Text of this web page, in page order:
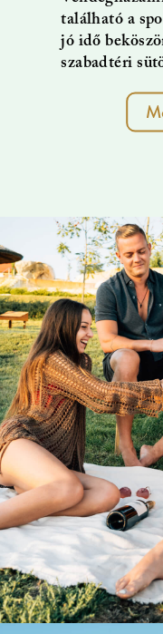
található a
jó idő
szabadtéri